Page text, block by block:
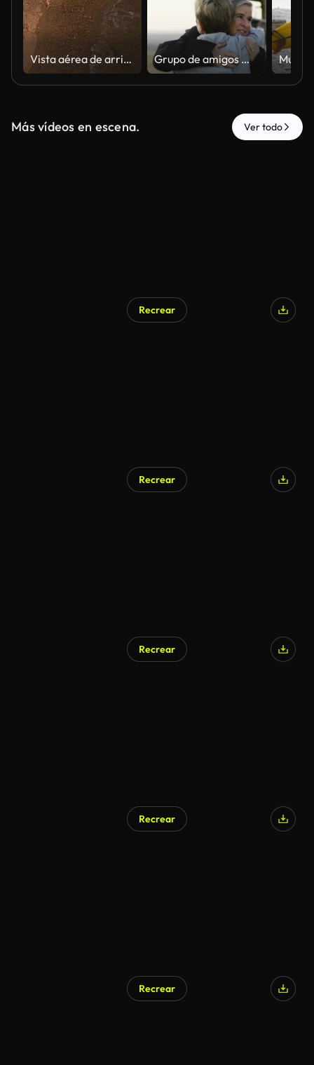
Vista aérea de arriba abajo de un surfista solitario con una tabla caminando por la orilla arenosa al atardecer Grupo de amigos mayores saludándose y abrazándose en la playa
Más vídeos en escena. Ver todo
Recrear
Recrear
Recrear
Recrear
Recrear